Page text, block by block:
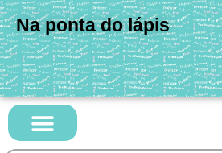
Na ponta do lápis